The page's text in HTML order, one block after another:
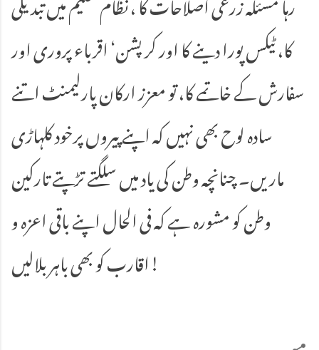
کا، ٹیکس پورا دینے کا اور کرپشن‘ اقرباء پروری اور
سفارش کے خاتمے کا، تو معزز ارکان پارلیمنٹ اتنے
سادہ لوح بھی نہیں کہ اپنے پیروں پرخود کلہاڑی
ماریں۔ چنانچہ وطن کی یاد میں سلگتے تڑپتے تارکین
وطن کو مشورہ ہے کہ فی الحال اپنے باقی اعزہ و
اقارب کو بھی باہر بلالیں!